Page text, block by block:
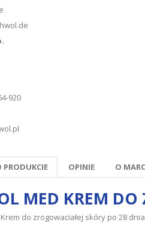
920
PRODUKCIE OPINIE O
MED KREM
Krem do zrogowaciałej skóry po 28